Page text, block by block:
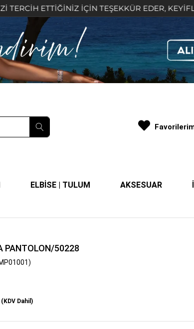
İÇİN TEŞEKKÜR EDER, KEYİFLİ
ELBİSE | TULUM AKSESUAR
PANTOLON/50228
(KDV Dahil)